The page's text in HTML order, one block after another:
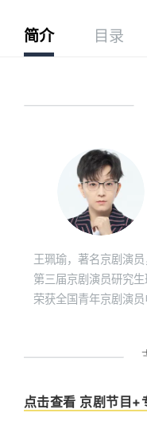
简介 目录
王珮瑜，著名京剧演
第三届京剧演员研究
荣获全国青年京剧演员
隽永，扮相俊秀儒雅
点击查看 京剧节目